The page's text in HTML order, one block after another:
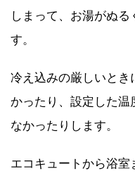
しまって、お湯がぬ
す。
冷え込みの厳しいと
かったり、設定した温
なかったりします。
エコキュートから浴